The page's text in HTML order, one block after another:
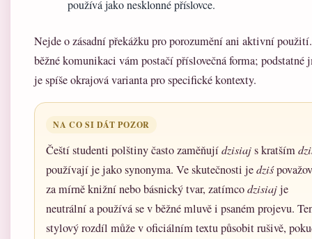
používá jako nesklonné příslovce.
Nejde o zásadní překážku pro porozumění ani aktivní
běžné komunikaci vám postačí příslovečná forma; podstatné
je spíše okrajová varianta pro specifické kontexty.
NA CO SI DÁT POZOR
Čeští studenti polštiny často zaměňujídzisiajs kratším
používají je jako synonyma. Ve skutečnosti jedziś
za mírně knižní nebo básnický tvar, zatímcodzisiajje
neutrální a používá se v běžné mluvě i psaném projevu.
stylový rozdíl může v oficiálním textu působit rušivě,